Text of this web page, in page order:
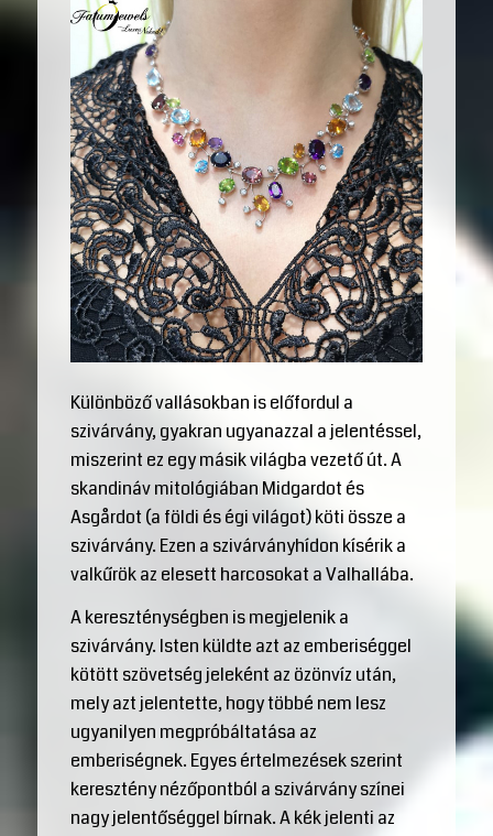
Különböző vallásokban is előfordul a
szivárvány, gyakran ugyanazzal a jelentéssel,
miszerint ez egy másik világba vezető út. A
skandináv mitológiában Midgardot és
Asgårdot (a földi és égi világot) köti össze a
szivárvány. Ezen a szivárványhídon kísérik a
valkűrök az elesett harcosokat a Valhallába.
A kereszténységben is megjelenik a
szivárvány. Isten küldte azt az emberiséggel
kötött szövetség jeleként az özönvíz után,
mely azt jelentette, hogy többé nem lesz
ugyanilyen megpróbáltatása az
emberiségnek. Egyes értelmezések szerint
keresztény nézőpontból a szivárvány színei
nagy jelentőséggel bírnak. A kék jelenti az